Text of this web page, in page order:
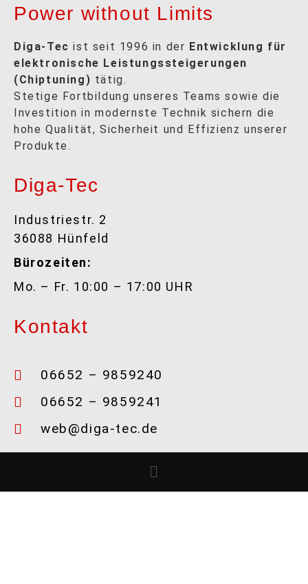
Power without Limits
Diga-Tec ist seit 1996 in der Entwicklung für
elektronische Leistungssteigerungen
(Chiptuning) tätig.
Stetige Fortbildung unseres Teams sowie die
Investition in modernste Technik sichern die
hohe Qualität, Sicherheit und Effizienz unserer
Produkte.
Diga-Tec
Industriestr. 2
36088 Hünfeld
Bürozeiten:
Mo. – Fr. 10:00 – 17:00 UHR
Kontakt
06652 – 9859240
06652 – 9859241
web@diga-tec.de